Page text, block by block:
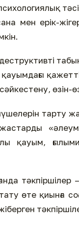
мен ерік-
қауымдағы
тарту
қауым,
өте қиынға